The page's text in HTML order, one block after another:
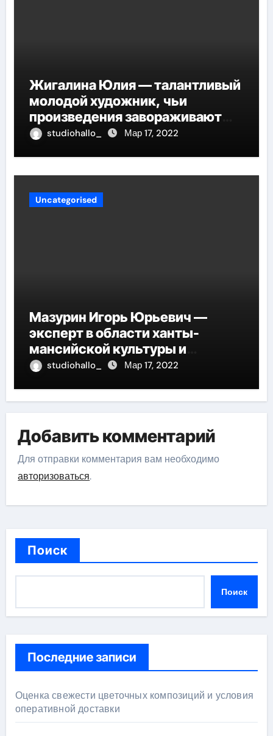
Жигалина Юлия — талантливый
молодой художник, чьи
произведения завораживают
своей искренностью и
глубины человеческой
сущности
studiohallo_ Мар 17, 2022
Uncategorised
Мазурин Игорь Юрьевич —
эксперт в области ханты-
мансийской культуры и
искусства, рассказываем о его
studiohallo_ Мар 17, 2022
Добавить комментарий
Для отправки комментария вам необходимо
авторизоваться.
Поиск
Поиск
Последние записи
Оценка свежести цветочных композиций и условия
оперативной доставки